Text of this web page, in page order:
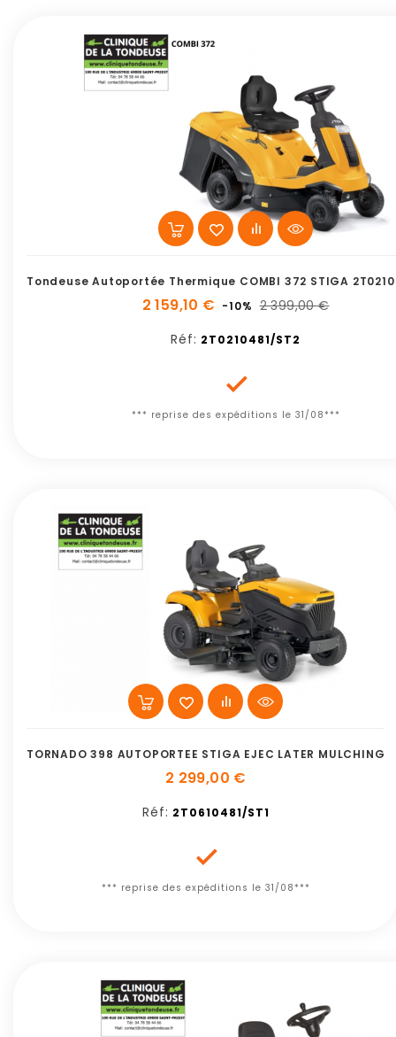
Tondeuse Autoportée Thermique COMBI 372 STIGA
2 159,10 € -10% 2 399,00 €
Réf: 2T0210481/ST2

*** reprise des expéditions le 31/08***
TORNADO 398 AUTOPORTEE STIGA EJEC LATER MULCHING
2 299,00 €
Réf: 2T0610481/ST1

*** reprise des expéditions le 31/08***